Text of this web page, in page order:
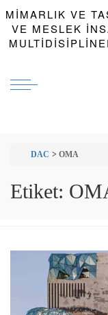
MIMARLIK VE
VE MESLEK
DAC > OMA
Etiket: